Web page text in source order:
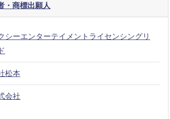
・商標出願人
シーエンターテイメントライセンシングリ
松本
会社